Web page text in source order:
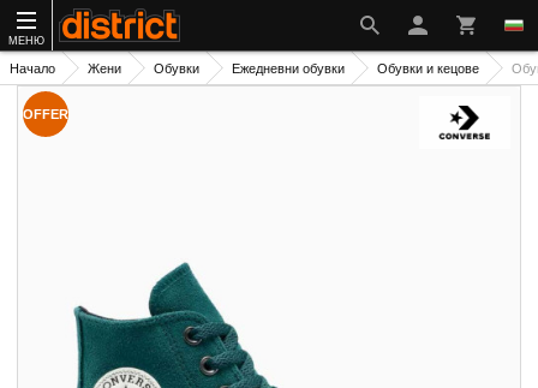
МЕНЮ
Начало Жени Обувки Ежедневни обувки Обувки и кецове
OFFER